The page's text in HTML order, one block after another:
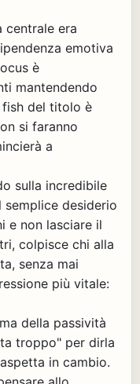
centrale era
emotiva
è
mantendendo
del titolo è
si faranno
a
sulla incredibile
desiderio
e non lasciare il
colpisce chi alla
senza mai
più vitale:
della passività
troppo" per dirla
in cambio.